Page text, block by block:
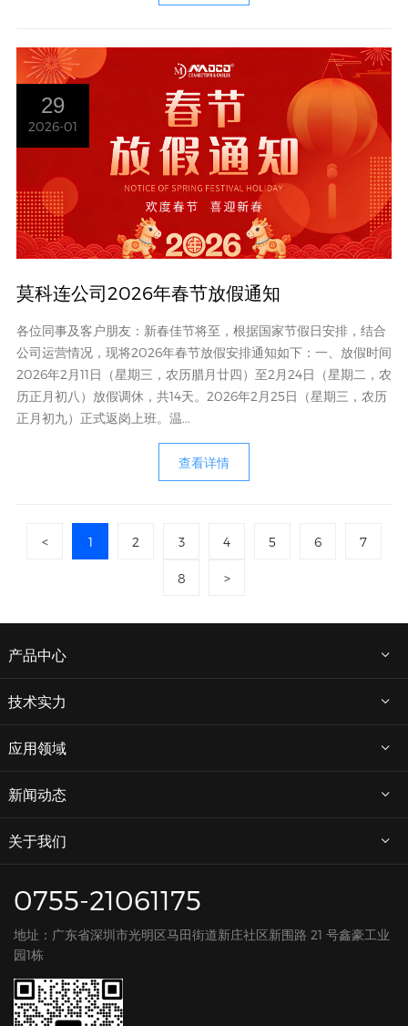
29
2026-01
莫科连公司2026年春节放假通知
各位同事及客户朋友：新春佳节将至，根据国家节假日安排，结合
公司运营情况，现将2026年春节放假安排通知如下：一、放假时间
2026年2月11日（星期三，农历腊月廿四）至2月24日（星期二，农
历正月初八）放假调休，共14天。2026年2月25日（星期三，农历
正月初九）正式返岗上班。温...
查看详情
< 1 2 3 4 5 6 7
8 >
产品中心
技术实力
应用领域
新闻动态
关于我们
0755-21061175
地址：广东省深圳市光明区马田街道新庄社区新围路 21 号鑫豪工业
园1栋